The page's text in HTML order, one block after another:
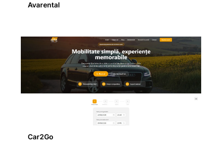
Avarental
Car2Go